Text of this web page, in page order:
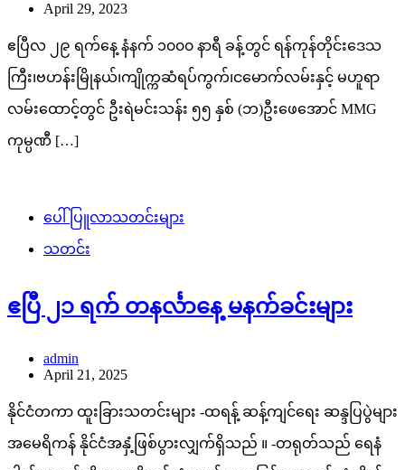
လမ်းထောင့်တွင် ဦးရဲမင်းသန်း ၅၅ နှစ် (ဘ)ဦးဖေအောင် MMG
ကုမ္ပဏီ […]
ပေါ်ပြူလာသတင်းများ
ဧပြီ ၂၁ ရက် တနင်္လာနေ့ မနက်ခင်းများ
နိုင်ငံတကာ ထူးခြားသတင်းများ -ထရန့် ဆန့်ကျင်ရေး ဆန္ဒပြပွဲများ
အမေရိကန် နိုင်ငံအနှံ့ဖြစ်ပွားလျှက်ရှိသည် ။ -တရုတ်သည် ရေနံ
ဓါတ်ငွေ့ရည်ကို အမေရိကန်ထံမှဝယ်ယူနေခြင်းအား ရပ်တံ့လိုက်
ပြီး ကနေဒါထံ မှပြောင်းလဲဝယ်ယူခဲ့သည် ။ […]